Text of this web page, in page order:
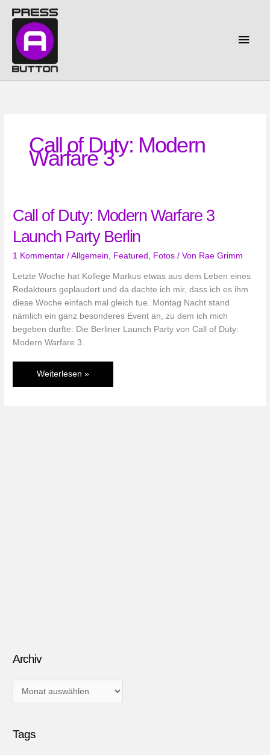
Inhalt
springen
Call of Duty: Modern
Warfare 3
Call of Duty: Modern Warfare 3
Launch Party Berlin
1 Kommentar /Allgemein, Featured , Fotos / Von Rae Grimm
Letzte Woche hat Kollege Markus etwas aus dem Leben eines
Redakteurs geplaudert und da dachte ich mir, dass ich es ihm
diese Woche einfach mal gleich tue. Montag Nacht stand
nämlich ein ganz besonderes Event an, zu dem ich mich
begeben durfte: Die Berliner Launch Party von Call of Duty:
Modern Warfare 3.
Call
of
Weiterlesen »
Archiv
r
Tags